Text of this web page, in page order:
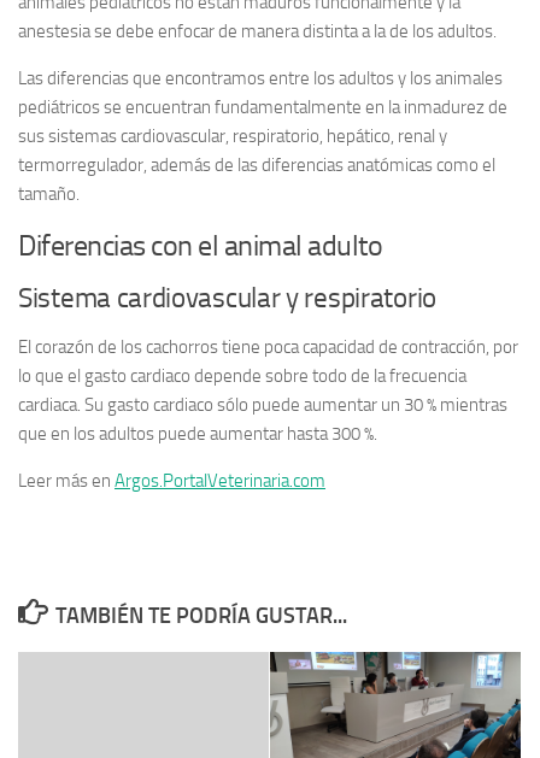
anestesia se debe enfocar de manera distinta a la de los adultos.
Las diferencias que encontramos entre los adultos y los animales
pediátricos se encuentran fundamentalmente en la inmadurez de
sus sistemas cardiovascular, respiratorio, hepático, renal y
termorregulador, además de las diferencias anatómicas como el
tamaño.
Diferencias con el animal adulto
Sistema cardiovascular y respiratorio
El corazón de los cachorros tiene poca capacidad de contracción, por
lo que el gasto cardiaco depende sobre todo de la frecuencia
cardiaca. Su gasto cardiaco sólo puede aumentar un 30 % mientras
que en los adultos puede aumentar hasta 300 %.
Leer más en Argos.PortalVeterinaria.com
TAMBIÉN TE PODRÍA GUSTAR...